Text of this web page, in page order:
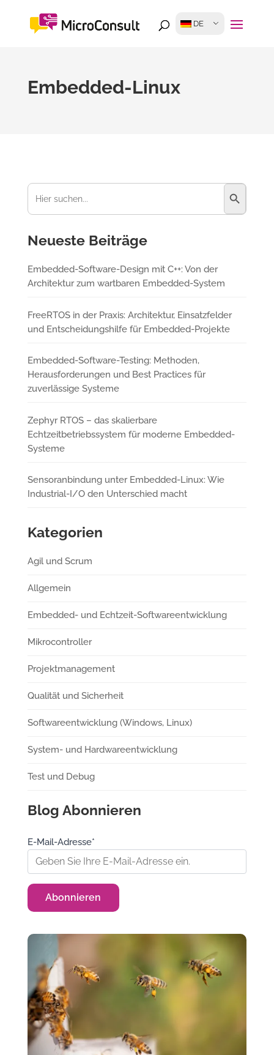
DE
Embedded-Linux
Suchen
nach:
Neueste Beiträge
Embedded-Software-Design mit C++: Von der
Architektur zum wartbaren Embedded-System
FreeRTOS in der Praxis: Architektur, Einsatzfelder
und Entscheidungshilfe für Embedded-Projekte
Embedded-Software-Testing: Methoden,
Herausforderungen und Best Practices für
zuverlässige Systeme
Zephyr RTOS – das skalierbare
Echtzeitbetriebssystem für moderne Embedded-
Systeme
Sensoranbindung unter Embedded-Linux: Wie
Industrial-I/O den Unterschied macht
Kategorien
Agil und Scrum
Allgemein
Embedded- und Echtzeit-Softwareentwicklung
Mikrocontroller
Projektmanagement
Qualität und Sicherheit
Softwareentwicklung (Windows, Linux)
System- und Hardwareentwicklung
Test und Debug
Blog Abonnieren
E-Mail-Adresse*